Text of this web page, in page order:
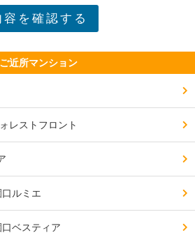
ご近所マンション
レストフロント
ルミエ
ベスティア